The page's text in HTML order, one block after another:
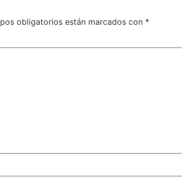
obligatorios están marcados con *